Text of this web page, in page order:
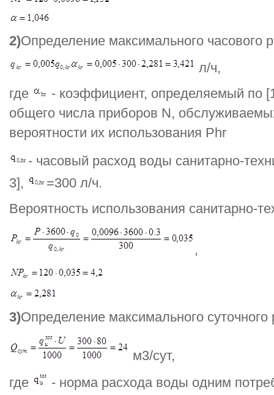
2)Определение максимального часового
л/ч,
где
- коэффициент, определяемый по
общего числа приборов N,
вероятности их использования Phr
- часовый расход воды санитарно-
3],
=300 л/ч.
Вероятность использования санитарно-
,
3)Определение максимального
м3/сут,
где
- норма расхода воды одним